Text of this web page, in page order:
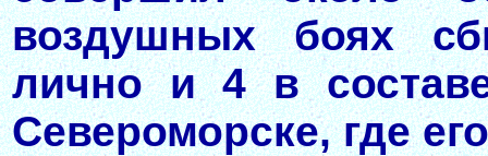
воздушных боях
лично и 4 в
Североморске, где